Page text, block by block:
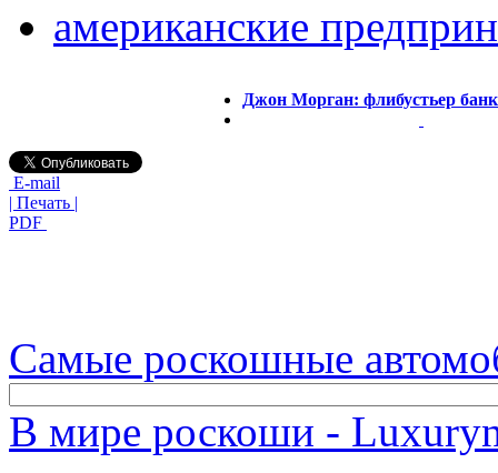
американские
Джон Морган: флибустьер
E-mail
| Печать |
PDF
Самые роскошные
В мире роскоши -